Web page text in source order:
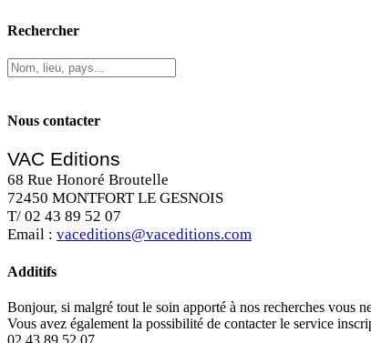
Rechercher
Nous contacter
VAC Editions
68 Rue Honoré Broutelle
72450 MONTFORT LE GESNOIS
T/ 02 43 89 52 07
Email : vaceditions@vaceditions.com
Additifs
Bonjour, si malgré tout le soin apporté à nos recherches vous
Vous avez également la possibilité de contacter le service
02 43 89 52 07